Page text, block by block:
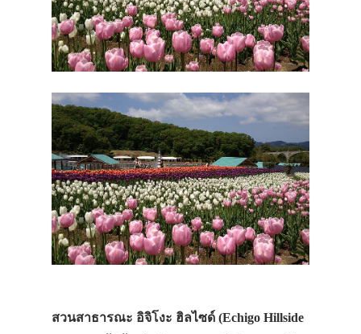
สวนสาธารณะ อิจิโงะ ฮิลไซด์ (Echigo Hillside